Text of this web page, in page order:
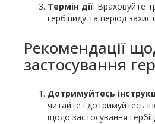
Термін дії: Враховуйте
гербіциду та період
Рекомендації
застосування
Дотримуйтесь
читайте і дотримуйтесь
щодо застосування